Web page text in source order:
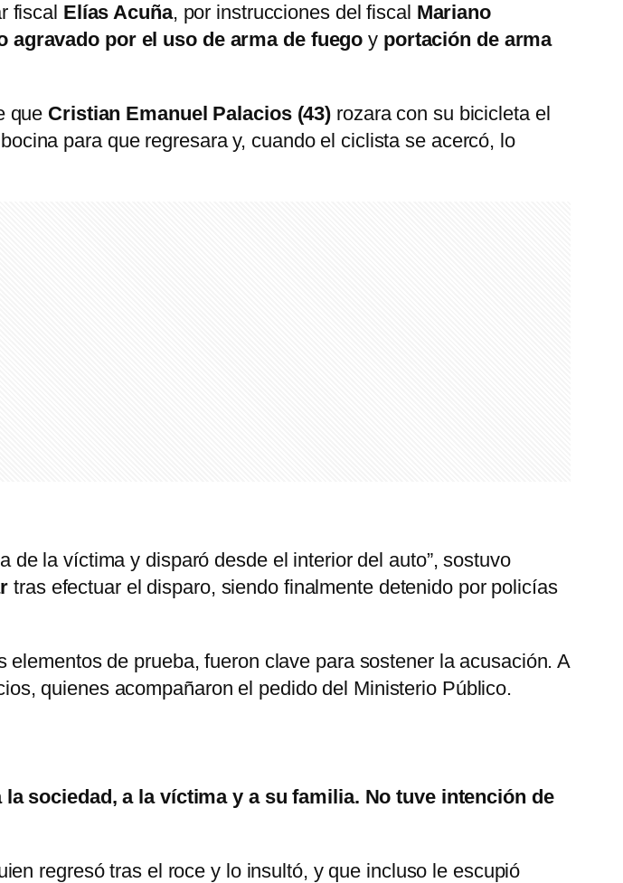
fiscal Elías Acuña, por instrucciones del fiscal Mariano
agravado por el uso de arma de fuego y portación de arma
que Cristian Emanuel Palacios (43) rozara con su bicicleta el
para que regresara y, cuando el ciclista se acercó, lo
de la víctima y disparó desde el interior del auto”, sostuvo
tras efectuar el disparo, siendo finalmente detenido por policías
elementos de prueba, fueron clave para sostener la acusación. A
quienes acompañaron el pedido del Ministerio Público.
sociedad, a la víctima y a su familia. No tuve intención de
regresó tras el roce y lo insultó, y que incluso le escupió